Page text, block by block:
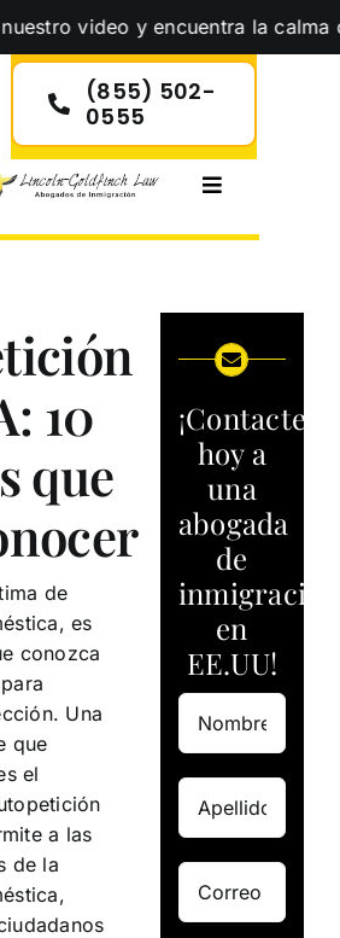
y encuentra la calma que
(855) 502-
0555
Toggle
10
que
de
es
conozca
Una
que
el
a las
de la
¡Contacte
hoy a
una
abogada
de
inmigración
en
EE.UU!